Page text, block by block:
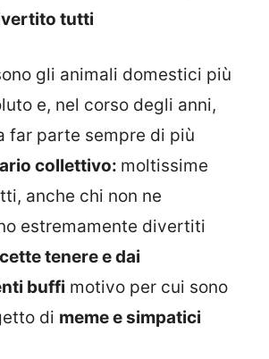
tutti
gli animali domestici più
e, nel corso degli anni,
far parte sempre di più
collettivo: moltissime
anche chi non ne
estremamente divertiti
tenere e dai
buffi motivo per cui sono
di meme e simpatici